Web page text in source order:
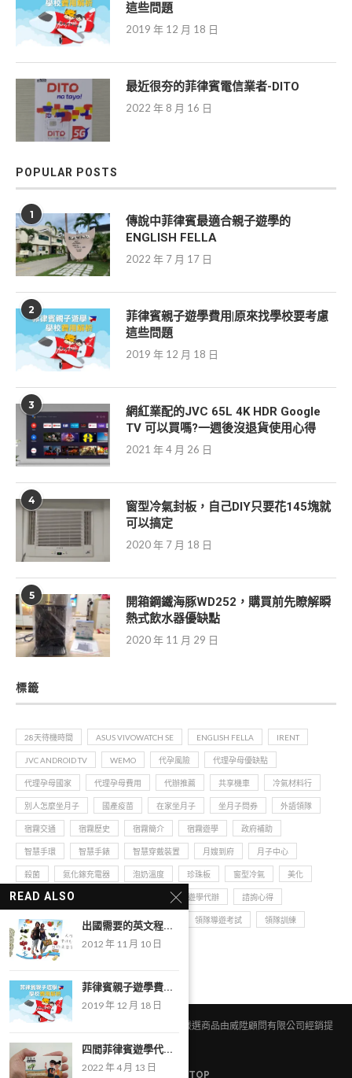
這些問題
2019 年 12 月 18 日
最近很夯的菲律賓電信業者-DITO
2022 年 8 月 16 日
POPULAR POSTS
1
傳說中菲律賓最適合親子遊學的
ENGLISH FELLA
2022 年 7 月 17 日
2
菲律賓親子遊學費用|原來找學校要考慮
這些問題
2019 年 12 月 18 日
3
網紅業配的JVC 65L 4K HDR Google
TV 可以買嗎?一週後沒退貨使用心得
2021 年 4 月 26 日
4
窗型冷氣封板，自己DIY只要花145塊就
可以搞定
2020 年 7 月 18 日
5
開箱鋼鐵海豚WD252，購買前先瞭解瞬
熱式飲水器優缺點
2020 年 11 月 29 日
標籤
28天待機時間 ASUS VIVOWATCH SE ENGLISH FELLA IRENT
JVC ANDROID TV WEMO 代孕風險 代理孕母優缺點
代理孕母國家 代理孕母費用 代辦推薦 共享機車 冷氣材料行
別人怎麼坐月子 國產疫苗 在家坐月子 坐月子問券 外語領隊
宿霧交通 宿霧歷史 宿霧簡介 宿霧遊學 政府補助
智慧手環 智慧手錶 智慧穿戴裝置 月嫂到府 月子中心
殺菌 氮化鎵充電器 泡奶溫度 珍珠板 窗型冷氣 美化
菲律賓親子遊學 菲律賓遊學代辦 諮詢心得
輕薄筆電 青少年英文 領隊實務 領隊導遊考試 領隊訓練
高端疫苗 高雄輕軌
©2020 - All Right Reserved. 小狐把拔｜嚴選商品由威陞顧問有限公司經銷提
BACK TO TOP
READ ALSO
出國需要的英文程...
2012 年 11 月 10 日
菲律賓親子遊學費...
2019 年 12 月 18 日
四間菲律賓遊學代...
2022 年 4 月 13 日